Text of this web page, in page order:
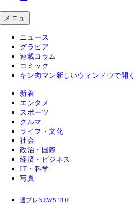
メニュ
ニュース
グラビア
連載コラム
コミック
キン肉マン 新しいウィンドウで開く
新着
エンタメ
スポーツ
クルマ
ライフ・文化
社会
政治・国際
経済・ビジネス
IT・科学
写真
週プレNEWS TOP